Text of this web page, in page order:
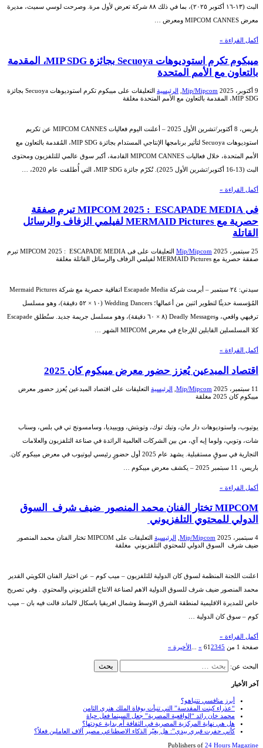
البث (١٣-١٦ أكتوبر ٢٠٢٥)، بما في ذلك ٨٨ شركة تعرض لأول مرة. وصرحت لوسي سميث، مديرة
معرض MIPCOM CANNES ومعرض …
أكمل القراءة »
ميبكوم تكرم استوديوهات Secuoya بجائزة MIP SDG، المقدمة
بالتعاون مع الأمم المتحدة
9 أكتوبر، 2025 Mip/Mipcom الرئيسية التعليقات
على ميبكوم تكرم استوديوهات Secuoya بجائزة
MIP SDG، المقدمة بالتعاون مع الأمم المتحدة مغلقة
باريس، 8 أكتوبر/تشرين الأول 2025 – أعلنت اليوم فعاليات MIPCOM CANNES عن تكريم
استوديوهات Secuoya لتأثير برنامجها الإنتاجي المستدام بجائزة MIP SDG، المُقدمة بالتعاون مع
الأمم المتحدة، خلال فعاليات MIPCOM CANNES القادمة، أكبر سوق عالمي للتلفزيون ومحتوى
البث (13-16 أكتوبر/تشرين الأول 2025). تُكرّم جائزة MIP SDG، التي أُطلقت عام 2020، …
أكمل القراءة »
فى MIPCOM 2025 : ESCAPADE MEDIA تبرم صفقة
حصرية مع MERMAID Pictures لفيلمي الزفاف والرسائل
القاتلة
25 سبتمبر، 2025 Mip/Mipcom التعليقات
على فى MIPCOM 2025 : ESCAPADE MEDIA تبرم
صفقة حصرية مع MERMAID Pictures لفيلمي الزفاف والرسائل القاتلة مغلقة
سيدني: ٢٤ سبتمبر – أبرمت شركة Escapade Media اتفاقية حصرية مع شركة Mermaid Pictures
المُؤسسة حديثًا لتطوير اثنين من أعمالها؛ Wedding Dancers (١٠ × ٥٢ دقيقة)، وهو مسلسل
ترفيهي واقعي، وDeadly Messages (٨ × ٦٠ دقيقة)، وهو مسلسل جريمة جديد. ستُطلق Escapade
كلا المسلسلين القابلين للإرجاع في معرض MIPCOM الشهر …
أكمل القراءة »
اقتصاد المبدعين يُعزز حضور معرض ميبكوم كان 2025
11 سبتمبر، 2025 Mip/Mipcom الرئيسية التعليقات على اقتصاد المبدعين يُعزز حضور معرض
ميبكوم كان 2025 مغلقة
يوتيوب، واستوديوهات دار مان، وتيك توك، وتويتش، وويبيديا، وسامسونج تي في بلس، وسناب
شات، وتوبي، ولوما إيه آي، من بين الشركات العالمية الرائدة في صناعة التلفزيون والعلامات
التجارية في سوقٍ مستقبلية. يشهد عام 2025 أول حضورٍ رئيسي ليوتيوب في معرض ميبكوم كان.
باريس، 11 سبتمبر 2025 – يكشف معرض ميبكوم …
أكمل القراءة »
MIPCOM تختار الفنان محمد المنصور ضيف شرف السوق
الدولي للمحتوي التلفزيوني
4 سبتمبر، 2025 Mip/Mipcom الرئيسية التعليقات
على MIPCOM تختار الفنان محمد المنصور
ضيف شرف السوق الدولي للمحتوي التلفزيوني مغلقة
اعلنت اللجنة المنظمة لسوق كان الدولية للتلفزيون – ميب كوم – عن اختيار الفنان الكويتي القدير
محمد المنصور ضيف شرف للسوق الدولية الاهم لصناعة الانتاج التلفزيوني والمحتوي . وفي تصريح
خاص للمديرة الاقليمية لمنطقة الشرق الاوسط وشمال افريقيا باسكال لالماند قالت فيه بان – ميب
كوم – سوق كان الدولية …
أكمل القراءة »
صفحة 1 من 6
12345
» الأخيرة »
البحث عن:
آخر الأخبار
أبرز منافسي نتنياهو؟
“عذراء كينت المقدسة” التي تنبأت بوفاة الملك هنري الثامن
محمد خان رائد “الواقعية المصرية” جعل السينما فعل حياة
هل هي نهاية المركزية المصرية في الثقافة أم بداية عودتها؟
كأني حفرت قبري بيدي”: هل يغيّر الذكاء الاصطناعي مصير آلاف العاملين فعلاً؟
Publishers of 24 Hours Magazine